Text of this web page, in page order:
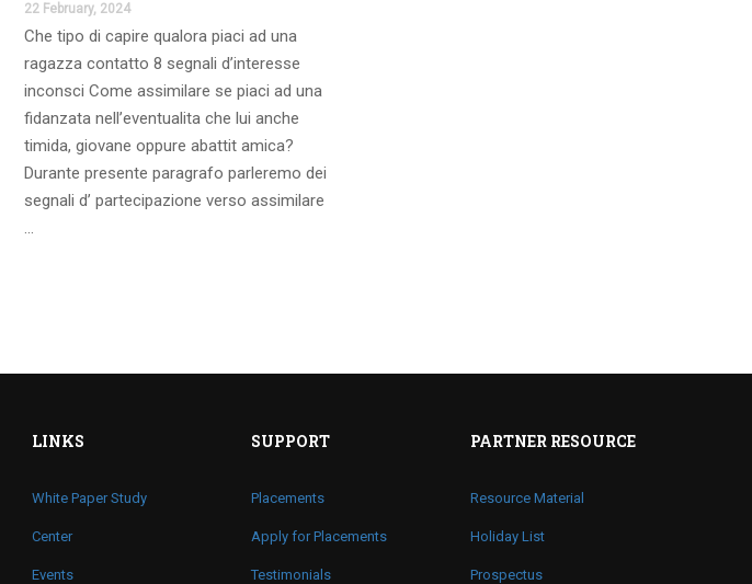
22 February, 2024
Che tipo di capire qualora piaci ad una
ragazza contatto 8 segnali d’interesse
inconsci Come assimilare se piaci ad una
fidanzata nell’eventualita che lui anche
timida, giovane oppure abattit amica?
Durante presente paragrafo parleremo dei
segnali d’ partecipazione verso assimilare
…
LINKS
White Paper Study
Center
Events
SUPPORT
Placements
Apply for Placements
Testimonials
PARTNER RESOURCE
Resource Material
Holiday List
Prospectus